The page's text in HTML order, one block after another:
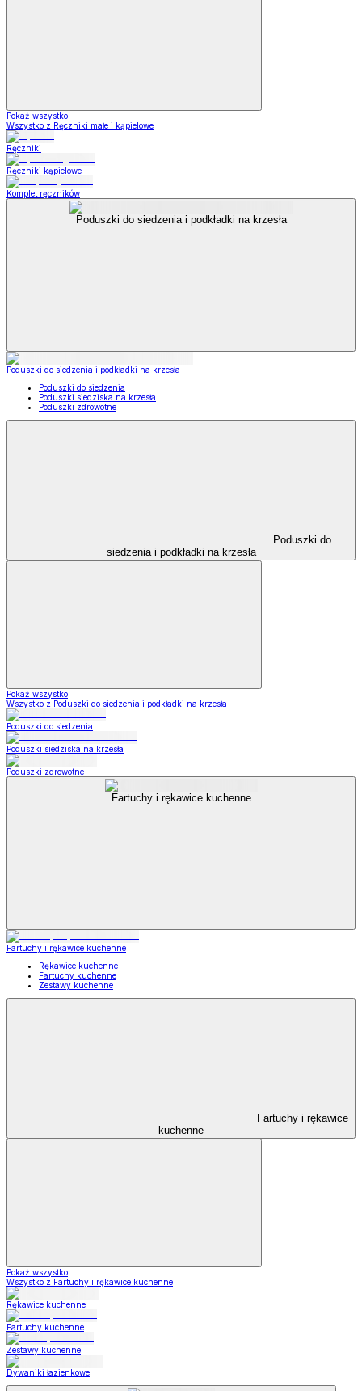
Pokaż wszystko
Wszystko z Ręczniki małe i kąpielowe
Ręczniki
Ręczniki kąpielowe
Komplet ręczników
Poduszki do siedzenia i podkładki na krzesła
Poduszki do siedzenia i podkładki na krzesła
Poduszki do siedzenia
Poduszki siedziska na krzesła
Poduszki zdrowotne
Poduszki do
siedzenia i podkładki na krzesła
Pokaż wszystko
Wszystko z Poduszki do siedzenia i podkładki na krzesła
Poduszki do siedzenia
Poduszki siedziska na krzesła
Poduszki zdrowotne
Fartuchy i rękawice kuchenne
Fartuchy i rękawice kuchenne
Rękawice kuchenne
Fartuchy kuchenne
Zestawy kuchenne
Fartuchy i rękawice
kuchenne
Pokaż wszystko
Wszystko z Fartuchy i rękawice kuchenne
Rękawice kuchenne
Fartuchy kuchenne
Zestawy kuchenne
Dywaniki łazienkowe